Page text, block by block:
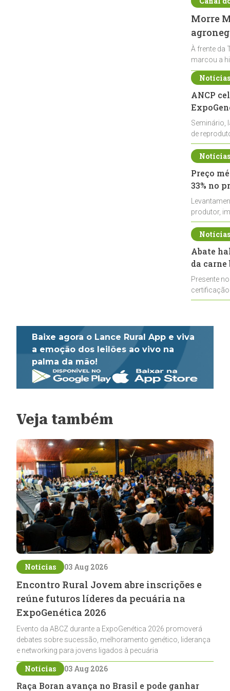
Morre
À frente da
marcou a
ANCP
Seminário,
de
durante a
Preço
33% no
produtor,
de leite cru
Abate
da
Presente
Baixe agora o Lance Rural App e viva
a emoção dos leilões ao vivo na
palma da mão!
Veja também
Notícias 03 Aug 2026
Encontro Rural Jovem abre inscrições e
reúne futuros líderes da pecuária na
ExpoGenética 2026
Evento da ABCZ durante a ExpoGenética 2026 promoverá
debates sobre sucessão, melhoramento genético, liderança
e networking para jovens ligados à pecuária
Notícias 03 Aug 2026
Raça Boran avança no Brasil e pode ganhar